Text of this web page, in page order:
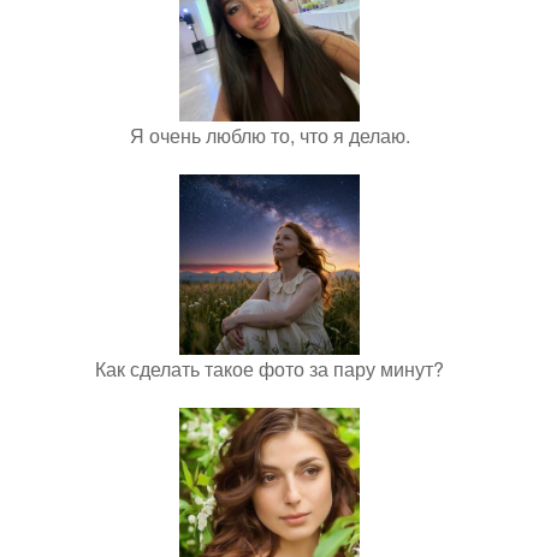
Я очень люблю то, что я делаю.
Как сделать такое фото за пару минут?